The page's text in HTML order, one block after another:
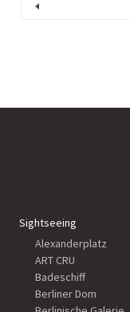
Sightseeing
Alexanderplatz
ART CRU
Badeschiff
Berliner Dom